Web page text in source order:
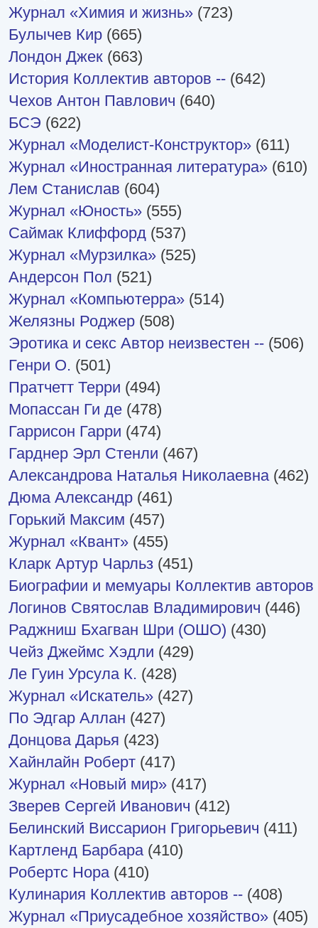
Журнал «Химия и жизнь» (723)
Булычев Кир (665)
Лондон Джек (663)
История Коллектив авторов -- (642)
Чехов Антон Павлович (640)
БСЭ (622)
Журнал «Моделист-Конструктор» (611)
Журнал «Иностранная литература» (610)
Лем Станислав (604)
Журнал «Юность» (555)
Саймак Клиффорд (537)
Журнал «Мурзилка» (525)
Андерсон Пол (521)
Журнал «Компьютерра» (514)
Желязны Роджер (508)
Эротика и секс Автор неизвестен -- (506)
Генри О. (501)
Пратчетт Терри (494)
Мопассан Ги де (478)
Гаррисон Гарри (474)
Гарднер Эрл Стенли (467)
Александрова Наталья Николаевна (462)
Дюма Александр (461)
Горький Максим (457)
Журнал «Квант» (455)
Кларк Артур Чарльз (451)
Биографии и мемуары Коллектив
Логинов Святослав Владимирович (446)
Раджниш Бхагван Шри (ОШО) (430)
Чейз Джеймс Хэдли (429)
Ле Гуин Урсула К. (428)
Журнал «Искатель» (427)
По Эдгар Аллан (427)
Донцова Дарья (423)
Хайнлайн Роберт (417)
Журнал «Новый мир» (417)
Зверев Сергей Иванович (412)
Белинский Виссарион Григорьевич (411)
Картленд Барбара (410)
Робертс Нора (410)
Кулинария Коллектив авторов -- (408)
Журнал «Приусадебное хозяйство» (405)